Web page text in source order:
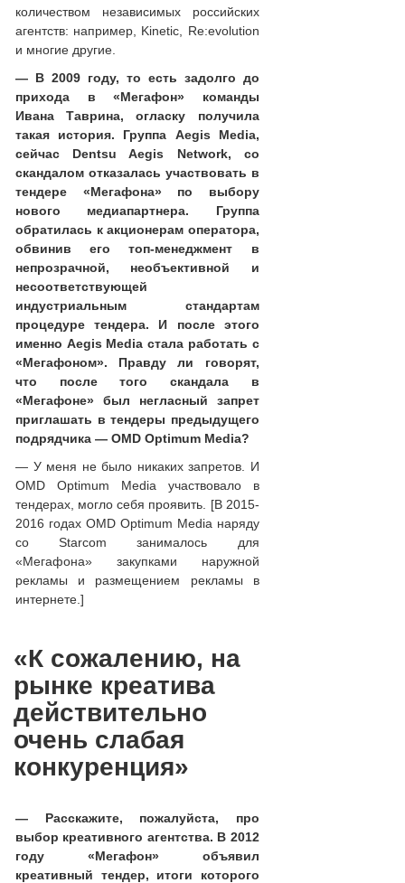
количеством независимых российских
агентств: например, Kinetic, Re:evolution
и многие другие.
— В 2009 году, то есть задолго до
прихода в «Мегафон» команды
Ивана Таврина, огласку получила
такая история. Группа Aegis Media,
сейчас Dentsu Aegis Network, со
скандалом отказалась участвовать в
тендере «Мегафона» по выбору
нового медиапартнера. Группа
обратилась к акционерам оператора,
обвинив его топ-менеджмент в
непрозрачной, необъективной и
несоответствующей
индустриальным стандартам
процедуре тендера. И после этого
именно Aegis Media стала работать с
«Мегафоном». Правду ли говорят,
что после того скандала в
«Мегафоне» был негласный запрет
приглашать в тендеры предыдущего
подрядчика — OMD Optimum Media?
— У меня не было никаких запретов. И
OMD Optimum Media участвовало в
тендерах, могло себя проявить. [В 2015-
2016 годах OMD Optimum Media наряду
со Starcom занималось для
«Мегафона» закупками наружной
рекламы и размещением рекламы в
интернете.]
«К сожалению, на
рынке креатива
действительно
очень слабая
конкуренция»
— Расскажите, пожалуйста, про
выбор креативного агентства. В 2012
году «Мегафон» объявил
креативный тендер, итоги которого